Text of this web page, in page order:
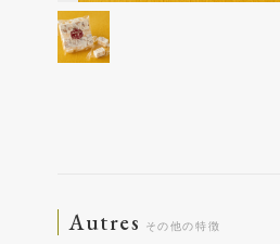
Autres